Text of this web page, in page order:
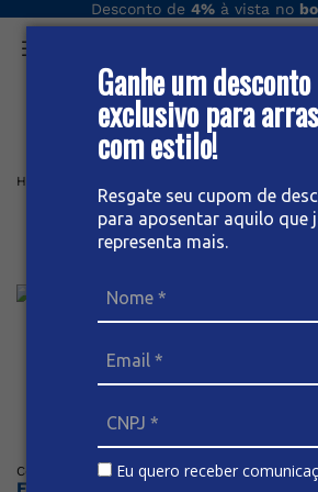
Ganhe um desconto
exclusivo para
com estilo!
Resgate seu cupom de
para aposentar aquilo que
representa mais.
Eu quero receber
boletoouPIX
O que você procura hoje?
Home
Bermuda Jeans
Masculina
Posicione o mouse sob a imagem
Código 61619 BIVIK